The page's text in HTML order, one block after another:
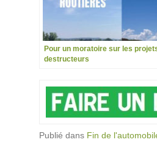
Pour un moratoire sur les
destructeurs
Publié dans Fin de